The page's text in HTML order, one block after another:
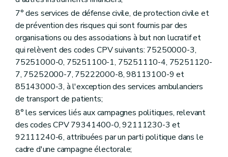
7° des services de défense civile, de protection civile et
de prévention des risques qui sont fournis par des
organisations ou des associations à but non lucratif et
qui relèvent des codes CPV suivants: 75250000-3,
75251000-0, 75251100-1, 75251110-4, 75251120-
7, 75252000-7, 75222000-8, 98113100-9 et
85143000-3, à l'exception des services ambulanciers
de transport de patients;
8° les services liés aux campagnes politiques, relevant
des codes CPV 79341400-0, 92111230-3 et
92111240-6, attribuées par un parti politique dans le
cadre d'une campagne électorale;